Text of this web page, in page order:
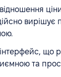
вирішує
що
та